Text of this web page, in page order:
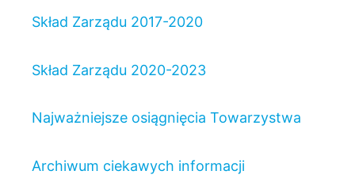
Skład Zarządu 2017-2020
Skład Zarządu 2020-2023
Najważniejsze osiągnięcia Towarzystwa
Archiwum ciekawych informacji